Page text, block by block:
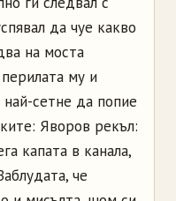
да чуе какво
на моста
му и
най-сетне да попие
Яворов рекъл:
капата в канала,
че